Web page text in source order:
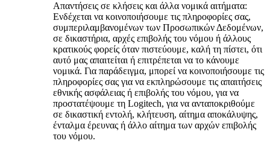
Απαντήσεις σε κλήσεις και άλλα νομικά αιτήματα:
Ενδέχεται να κοινοποιήσουμε τις πληροφορίες σας,
συμπεριλαμβανομένων των Προσωπικών Δεδομένων,
σε δικαστήρια, αρχές επιβολής του νόμου ή άλλους
κρατικούς φορείς όταν πιστεύουμε, καλή τη πίστει, ότι
αυτό μας απαιτείται ή επιτρέπεται να το κάνουμε
νομικά. Για παράδειγμα, μπορεί να κοινοποιήσουμε τις
πληροφορίες σας για να εκπληρώσουμε τις απαιτήσεις
εθνικής ασφάλειας ή επιβολής του νόμου, για να
προστατέψουμε τη Logitech, για να ανταποκριθούμε
σε δικαστική εντολή, κλήτευση, αίτημα αποκάλυψης,
ένταλμα έρευνας ή άλλο αίτημα των αρχών επιβολής
του νόμου.